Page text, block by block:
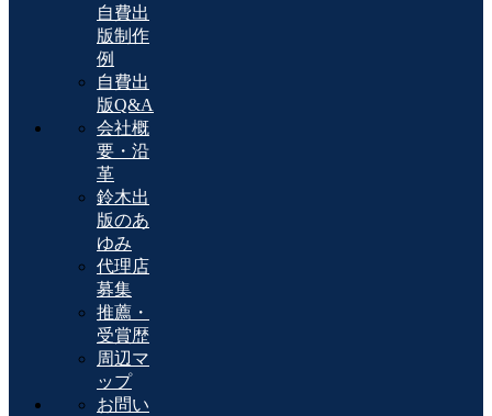
自費出
版制作
例
自費出
版Q&A
会社概
要・沿
革
鈴木出
版のあ
ゆみ
代理店
募集
推薦・
受賞歴
周辺マ
ップ
お問い